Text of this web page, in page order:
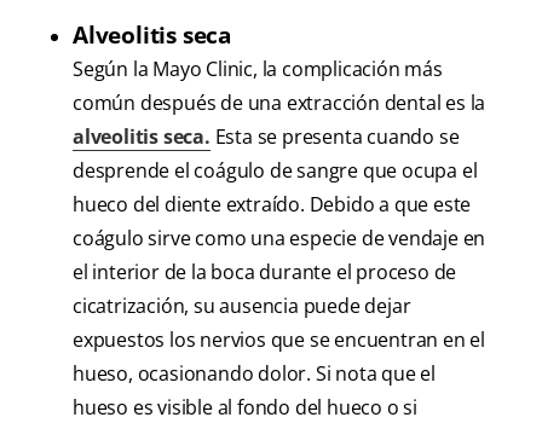
Alveolitis seca
Según la Mayo Clinic, la complicación más
común después de una extracción dental es la
alveolitis seca. Esta se presenta cuando se
desprende el coágulo de sangre que ocupa el
hueco del diente extraído. Debido a que este
coágulo sirve como una especie de vendaje en
el interior de la boca durante el proceso de
cicatrización, su ausencia puede dejar
expuestos los nervios que se encuentran en el
hueso, ocasionando dolor. Si nota que el
hueso es visible al fondo del hueco o si